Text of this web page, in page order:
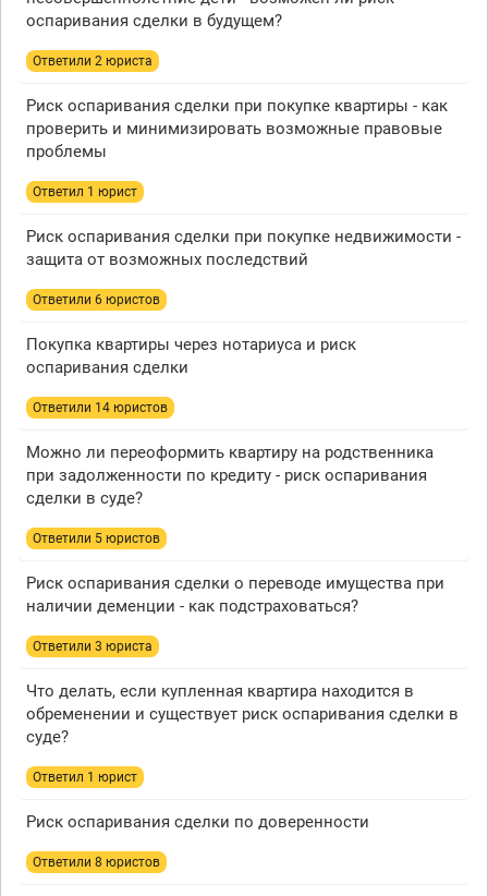
оспаривания сделки в будущем?
Ответили 2 юристa
Риск оспаривания сделки при покупке квартиры - как
проверить и минимизировать возможные правовые
проблемы
Ответил 1 юрист
Риск оспаривания сделки при покупке недвижимости -
защита от возможных последствий
Ответили 6 юристов
Покупка квартиры через нотариуса и риск
оспаривания сделки
Ответили 14 юристов
Можно ли переоформить квартиру на родственника
при задолженности по кредиту - риск оспаривания
сделки в суде?
Ответили 5 юристов
Риск оспаривания сделки о переводе имущества при
наличии деменции - как подстраховаться?
Ответили 3 юристa
Что делать, если купленная квартира находится в
обременении и существует риск оспаривания сделки в
суде?
Ответил 1 юрист
Риск оспаривания сделки по доверенности
Ответили 8 юристов